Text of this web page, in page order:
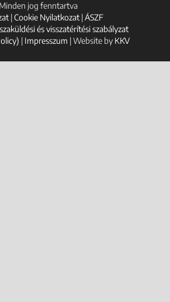
jog fenntartva
|Cookie Nyilatkozat |ÁSZF
és visszatérítési szabályzat
| Impresszum | Website by KKV